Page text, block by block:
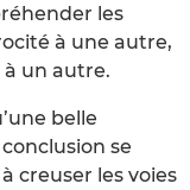
les
à une autre,
à un autre.
belle
se
creuser les voies